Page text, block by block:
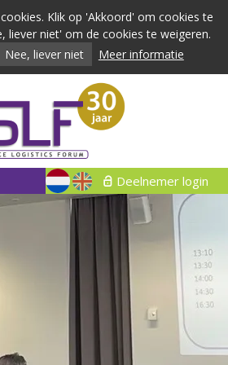
Klik op 'Akkoord' om cookies te
liever niet' om de cookies te weigeren.
Nee, liever niet Meer informatie
Deelnemer login